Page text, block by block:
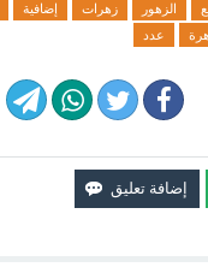
الزهور زهرات إضافية
عدد